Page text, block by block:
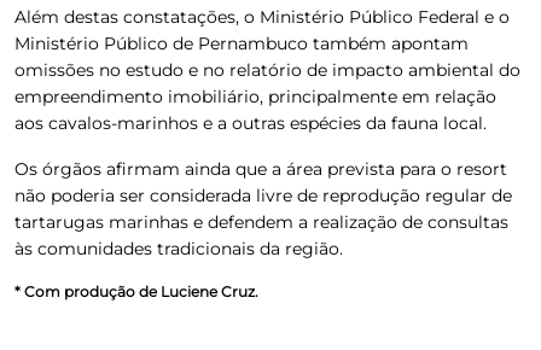
Além destas constatações, o Ministério Público Federal e o
Ministério Público de Pernambuco também apontam
omissões no estudo e no relatório de impacto ambiental do
empreendimento imobiliário, principalmente em relação
aos cavalos-marinhos e a outras espécies da fauna local.
Os órgãos afirmam ainda que a área prevista para o resort
não poderia ser considerada livre de reprodução regular de
tartarugas marinhas e defendem a realização de consultas
às comunidades tradicionais da região.
* Com produção de Luciene Cruz.